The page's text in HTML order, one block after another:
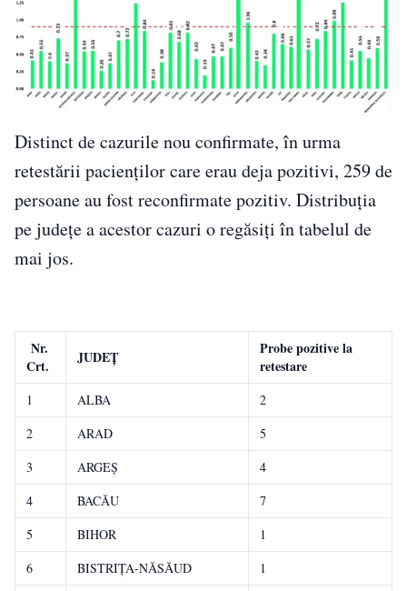
Distinct de cazurile nou confirmate, în urma
retestării pacienților care erau deja pozitivi, 259 de
persoane au fost reconfirmate pozitiv. Distribuția
pe județe a acestor cazuri o regăsiți în tabelul de
mai jos.
Nr.
Crt.
JUDEȚ
Probe pozitive la
retestare
1 ALBA
2
2
ARAD
5
3
ARGEŞ
4
4
BACĂU
7
5
BIHOR
1
6
BISTRIŢA-NĂSĂUD
1